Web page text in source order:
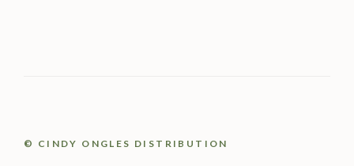
© CINDY ONGLES DISTRIBUTION